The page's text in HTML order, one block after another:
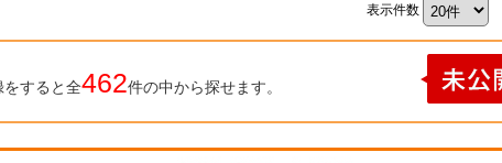
表示件数
をすると全462件の中から探せます。